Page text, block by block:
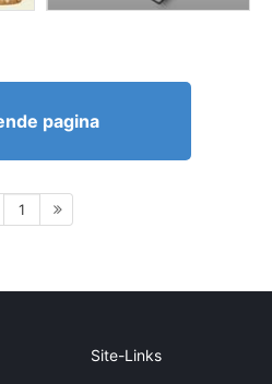
pagina
1
Site-Links